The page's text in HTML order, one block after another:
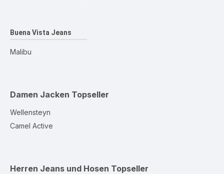
Buena Vista Jeans
Malibu
Damen Jacken Topseller
Wellensteyn
Camel Active
Herren Jeans und Hosen Topseller